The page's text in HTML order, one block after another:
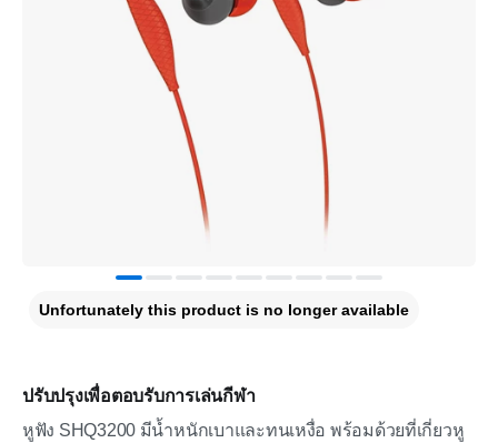
ปรับปรุงเพื่อตอบรับการเล่นกีฬา
หูฟัง SHQ3200 มีน้ำหนักเบาและทนเหงื่อ พร้อมด้วยที่เกี่ยวหู
Unfortunately this product is no longer available